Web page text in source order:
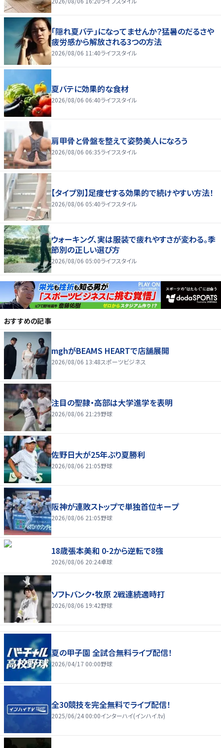
「隠れ夏バテ」になってませんか？猛暑のだるさや
疲労感から解放される3つの方法
2026/08/06 11:40ライフスタイル
夏バテに効果的な食材
2026/08/06 06:40ライフスタイル
肩甲骨と骨盤を整えて姿勢美人になろう
2026/08/06 06:35ライフスタイル
【タイプ別】足痩せする効果的で続けやすい方法！
2026/08/06 05:40ライフスタイル
ウォーキング、実は服装で疲れやすさが変わる。季
節別の正しい選び方
2026/08/06 05:00ライフスタイル
おすすめの記事
mghがBEAMS HEARTで店舗展開
2026/08/06 13:48スポーツビジネス
注目の聖隷・高部は大学進学を表明
2026/08/06 21:29野球
佐野日大が25年ぶり夏勝利
2026/08/06 21:05野球
阪神が連敗ストップで単独首位キープ
2026/08/06 21:05野球
18歳張本美和 0-2から逆転で8強
2026/08/06 20:24卓球
ソフトバンク・牧原 2戦連続適時打
2026/08/06 19:42野球
夏の甲子園 全試合無料ライブ配信！
2026/04/17 00:00野球
全30競技を完全無料でライブ配信！
2025/06/24 00:00インターハイ(インハイ.tv)